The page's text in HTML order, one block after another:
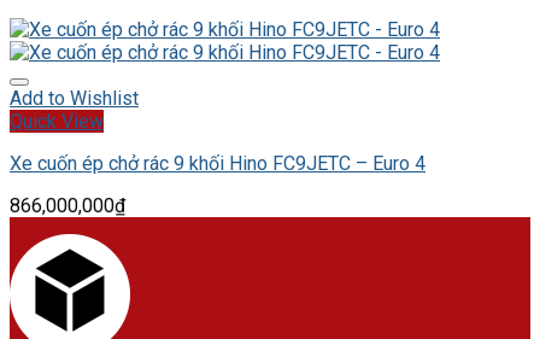
Add to Wishlist
Quick View
Xe cuốn ép chở rác 9 khối Hino FC9JETC – Euro 4
866,000,000₫